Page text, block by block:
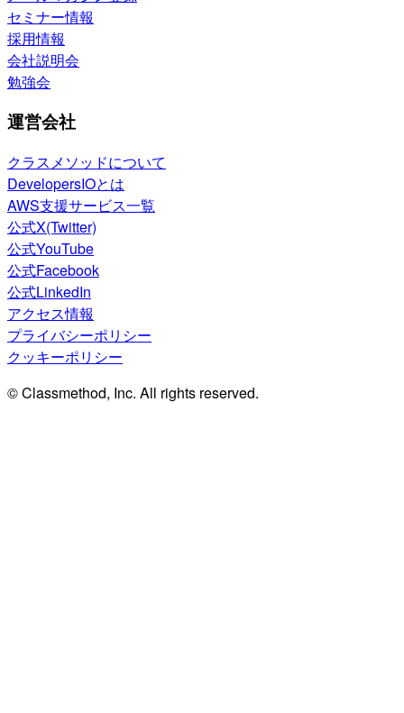
セミナー情報
採用情報
会社説明会
勉強会
運営会社
クラスメソッドについて
DevelopersIOとは
AWS支援サービス一覧
公式X(Twitter)
公式YouTube
公式Facebook
公式LinkedIn
アクセス情報
プライバシーポリシー
クッキーポリシー
© Classmethod, Inc. All rights reserved.